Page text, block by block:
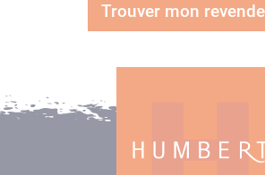
Trouver mon